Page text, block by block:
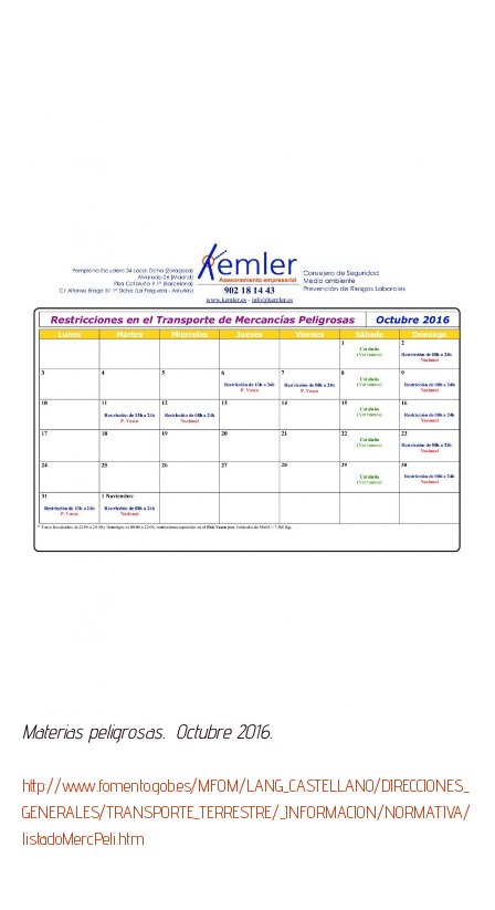
Materias peligrosas. Octubre 2016.
http://www.fomento.gob.es/MFOM/LANG_CASTELLANO/DIRECCIONES_
GENERALES/TRANSPORTE_TERRESTRE/_INFORMACION/NORMATIVA/
listadoMercPeli.htm